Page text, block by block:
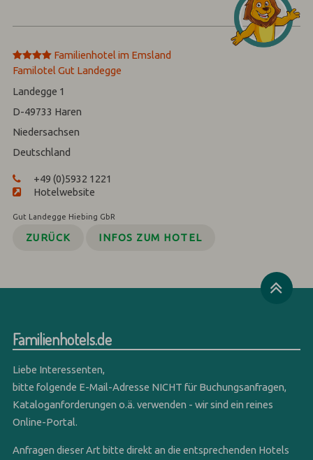
****
Familienhotel im Emsland‎
Familotel Gut Landegge
Landegge 1
D-49733 Haren
Niedersachsen
Deutschland
+49 (0)5932 1221
Hotelwebsite
Gut Landegge Hiebing GbR
ZURÜCK INFOS ZUM HOTEL
Familienhotels.de
Liebe Interessenten,
bitte folgende E-Mail-Adresse NICHT für Buchungsanfragen,
Kataloganforderungen o.ä. verwenden - wir sind ein reines
Online-Portal.
Anfragen dieser Art bitte direkt an die entsprechenden Hotels